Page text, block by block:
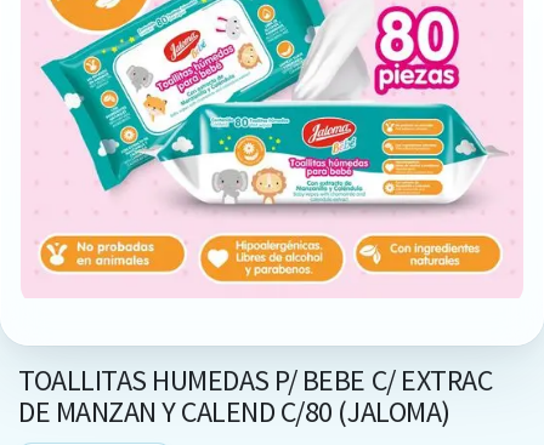
TOALLITAS HUMEDAS P/ BEBE C/ EXTRAC
DE MANZAN Y CALEND C/80 (JALOMA)